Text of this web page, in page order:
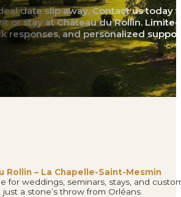
date slip away. Contact us today
or stay at Château du Rollin. Limited
responses, and personalized
Rollin – La Chapelle-Saint-Mesmin
for weddings, seminars, stays, and
just a stone’s throw from Orléans.